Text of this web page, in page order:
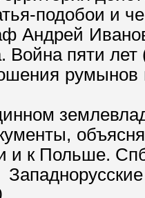
подобои и
Андрей
Война пяти
румынов
и к Польше.